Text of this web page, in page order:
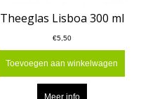
Theeglas Lisboa 300 ml
€5,50
Toevoegen aan winkelwagen
Meer info